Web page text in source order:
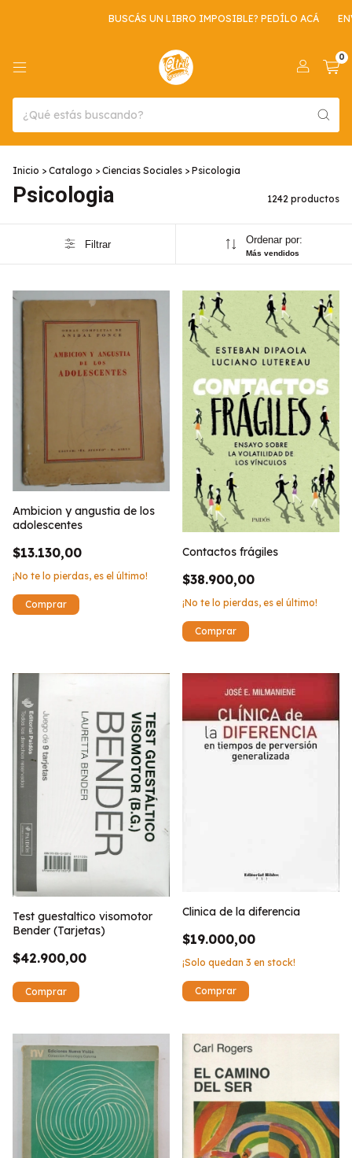
BUSCÁS UN LIBRO IMPOSIBLE? PEDÍLO ACÁ ENVIO GRATIS POR
0
Inicio > Catalogo > Ciencias Sociales > Psicologia
Psicologia 1242 productos
Filtrar Ordenar por:
Más vendidos
Ambicion y angustia de los
adolescentes
$13.130,00
¡No te lo pierdas, es el último!
Contactos frágiles
$38.900,00
¡No te lo pierdas, es el último!
Test guestaltico visomotor
Bender (Tarjetas)
$42.900,00
Clinica de la diferencia
$19.000,00
¡Solo quedan 3 en stock!